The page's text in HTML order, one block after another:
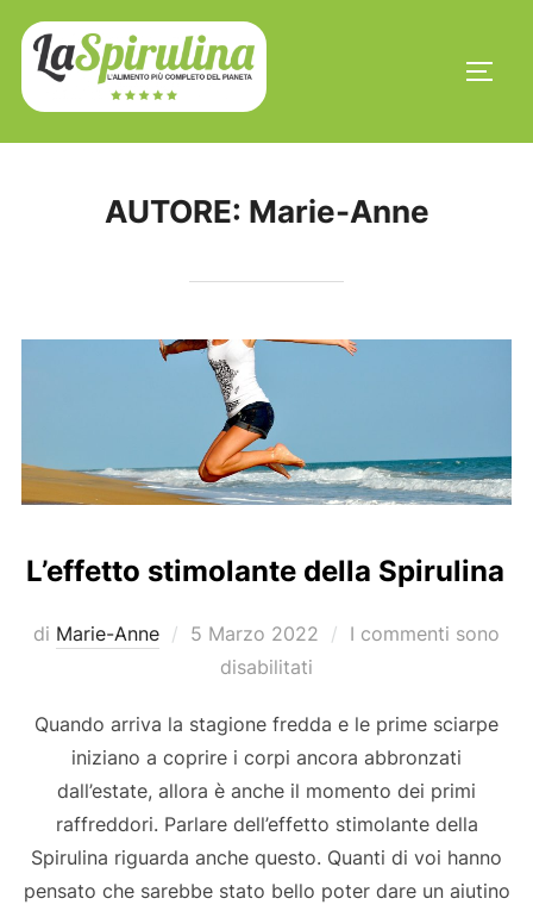
Salta
contenuto
AUTORE: Marie-Anne
L’effetto stimolante della Spirulina
di Marie-Anne
Pubblicato
5 Marzo 2022
I commenti sono
disabilitati
Quando arriva la stagione fredda e le prime sciarpe
iniziano a coprire i corpi ancora abbronzati
dall’estate, allora è anche il momento dei primi
raffreddori. Parlare dell’effetto stimolante della
Spirulina riguarda anche questo. Quanti di voi hanno
pensato che sarebbe stato bello poter dare un aiutino